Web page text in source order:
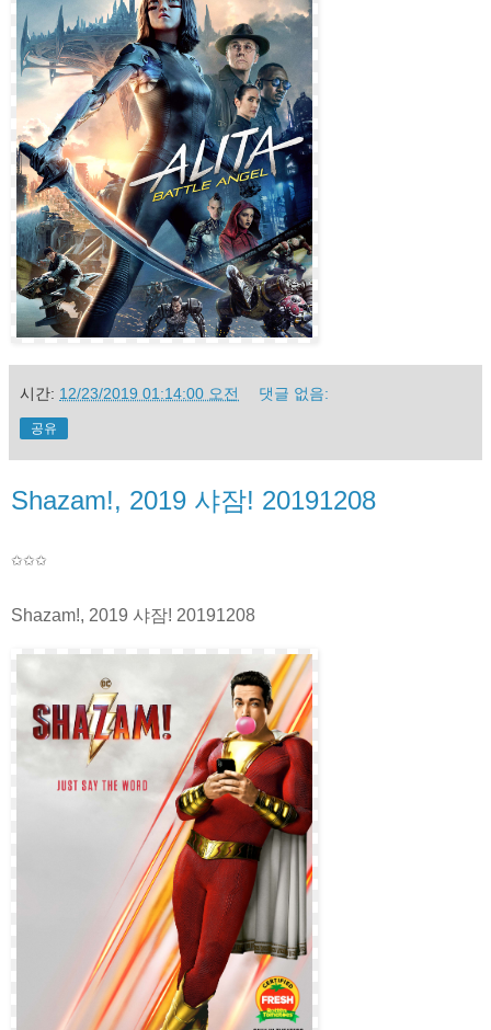
시간: 12/23/2019 01:14:00 오전 댓글 없음:
공유
Shazam!, 2019 샤잠! 20191208
✩✩✩
Shazam!, 2019 샤잠! 20191208